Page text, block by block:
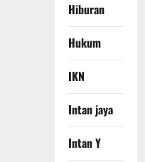
Hiburan
Hukum
IKN
Intan jaya
Intan Y